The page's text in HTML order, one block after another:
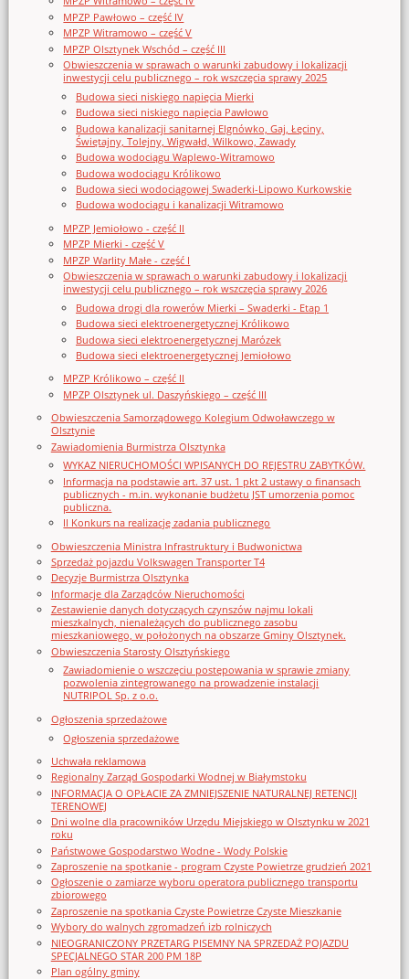
MPZP Pawłowo – część IV
MPZP Witramowo – część V
MPZP Olsztynek Wschód – część III
Obwieszczenia w sprawach o warunki zabudowy i lokalizacji
inwestycji celu publicznego – rok wszczęcia sprawy 2025
Budowa sieci niskiego napięcia Mierki
Budowa sieci niskiego napięcia Pawłowo
Budowa kanalizacji sanitarnej Elgnówko, Gaj, Łęciny,
Świętajny, Tolejny, Wigwałd, Wilkowo, Zawady
Budowa wodociągu Waplewo-Witramowo
Budowa wodociągu Królikowo
Budowa sieci wodociągowej Swaderki-Lipowo Kurkowskie
Budowa wodociągu i kanalizacji Witramowo
MPZP Jemiołowo - część II
MPZP Mierki - część V
MPZP Warlity Małe - część I
Obwieszczenia w sprawach o warunki zabudowy i lokalizacji
inwestycji celu publicznego – rok wszczęcia sprawy 2026
Budowa drogi dla rowerów Mierki – Swaderki - Etap 1
Budowa sieci elektroenergetycznej Królikowo
Budowa sieci elektroenergetycznej Marózek
Budowa sieci elektroenergetycznej Jemiołowo
MPZP Królikowo – część II
MPZP Olsztynek ul. Daszyńskiego – część III
Obwieszczenia Samorządowego Kolegium Odwoławczego w
Olsztynie
Zawiadomienia Burmistrza Olsztynka
WYKAZ NIERUCHOMOŚCI WPISANYCH DO REJESTRU ZABYTKÓW.
Informacja na podstawie art. 37 ust. 1 pkt 2 ustawy o finansach
publicznych - m.in. wykonanie budżetu JST umorzenia pomoc
publiczna.
II Konkurs na realizację zadania publicznego
Obwieszczenia Ministra Infrastruktury i Budwonictwa
Sprzedaż pojazdu Volkswagen Transporter T4
Decyzje Burmistrza Olsztynka
Informacje dla Zarządców Nieruchomości
Zestawienie danych dotyczących czynszów najmu lokali
mieszkalnych, nienależących do publicznego zasobu
mieszkaniowego, w położonych na obszarze Gminy Olsztynek.
Obwieszczenia Starosty Olsztyńskiego
Zawiadomienie o wszczęciu postępowania w sprawie zmiany
pozwolenia zintegrowanego na prowadzenie instalacji
NUTRIPOL Sp. z o.o.
Ogłoszenia sprzedażowe
Ogłoszenia sprzedażowe
Uchwała reklamowa
Regionalny Zarząd Gospodarki Wodnej w Białymstoku
INFORMACJA O OPŁACIE ZA ZMNIEJSZENIE NATURALNEJ RETENCJI
TERENOWEJ
Dni wolne dla pracowników Urzędu Miejskiego w Olsztynku w 2021
roku
Państwowe Gospodarstwo Wodne - Wody Polskie
Zaproszenie na spotkanie - program Czyste Powietrze grudzień 2021
Ogłoszenie o zamiarze wyboru operatora publicznego transportu
zbiorowego
Zaproszenie na spotkania Czyste Powietrze Czyste Mieszkanie
Wybory do walnych zgromadzeń izb rolniczych
NIEOGRANICZONY PRZETARG PISEMNY NA SPRZEDAŻ POJAZDU
SPECJALNEGO STAR 200 PM 18P
Plan ogólny gminy